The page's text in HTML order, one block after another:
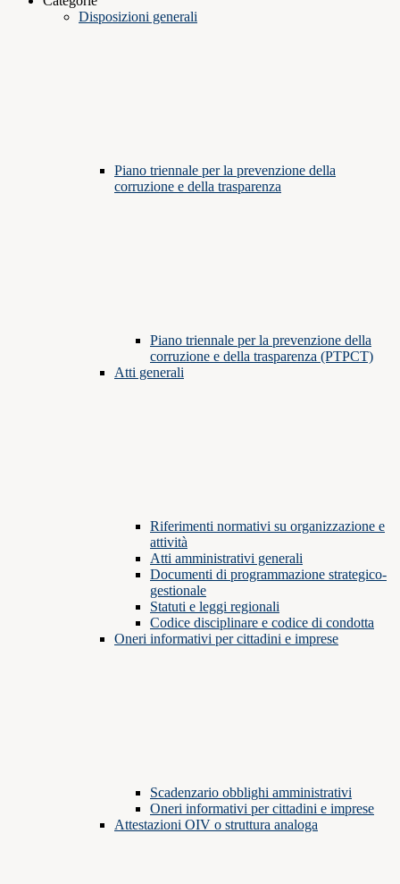
Disposizioni generali
Piano triennale per la prevenzione della
corruzione e della trasparenza
Piano triennale per la prevenzione della
corruzione e della trasparenza (PTPCT)
Atti generali
Riferimenti normativi su organizzazione e
attività
Atti amministrativi generali
Documenti di programmazione strategico-
gestionale
Statuti e leggi regionali
Codice disciplinare e codice di condotta
Oneri informativi per cittadini e imprese
Scadenzario obblighi amministrativi
Oneri informativi per cittadini e imprese
Attestazioni OIV o struttura analoga